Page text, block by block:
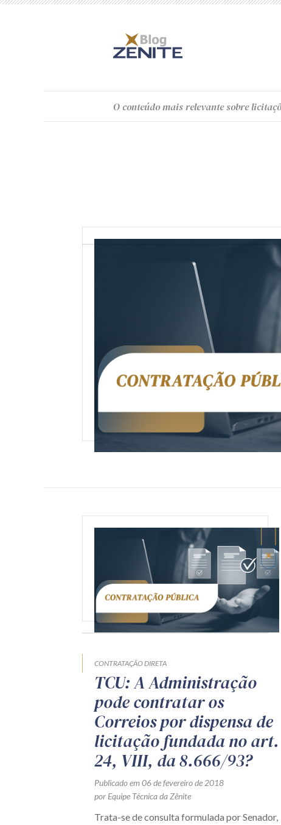
O conteúdomais relevante sobre
CONTRATAÇÃO DIRETA
TCU: A Administração
pode contratar os
Correios por dispensa de
licitação fundada no art.
24, VIII, da 8.666/93?
Publicado em 06 de fevereiro de 2018
por Equipe Técnica da Zênite
Trata-se de consulta formulada por Senador,